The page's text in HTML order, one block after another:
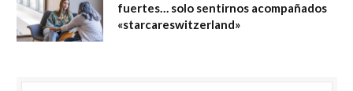
fuertes… solo sentirnos acompañados
«starcareswitzerland»